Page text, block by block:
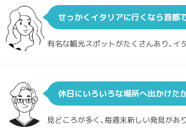
せっかくイタリアに行くなら首都
有名な観光スポットがたくさんあり、イ
休日にいろいろな場所へ出かけた
見どころが多く、毎週末新しい発見があ